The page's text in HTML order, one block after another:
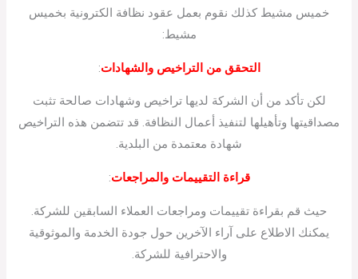
خميس مشيط كذلك نقوم بعمل عقود نظافة الكترونية بخميس
مشيط:
التحقق من التراخيص والشهادات:
لكن تأكد من أن الشركة لديها تراخيص وشهادات صالحة تثبت
مصداقيتها وتأهيلها لتنفيذ أعمال النظافة. قد تتضمن هذه التراخيص
شهادة معتمدة من البلدية.
قراءة التقييمات والمراجعات:
حيث قم بقراءة تقييمات ومراجعات العملاء السابقين للشركة.
يمكنك الاطلاع على آراء الآخرين حول جودة الخدمة والموثوقية
والاحترافية للشركة.